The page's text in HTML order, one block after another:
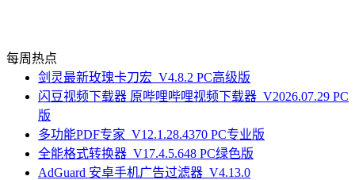
每周热点
剑灵最新玫瑰卡刀宏_V4.8.2 PC高级版
闪豆视频下载器 原哔哩哔哩视频下载器_V2026.07.29 PC
版
多功能PDF专家_V12.1.28.4370 PC专业版
全能格式转换器_V17.4.5.648 PC绿色版
AdGuard 安卓手机广告过滤器_V4.13.0